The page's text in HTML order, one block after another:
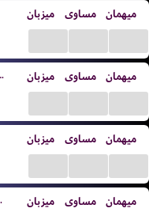
میزبان مساوی میهمان
میزبان مساوی میهمان
میزبان مساوی میهمان
میزبان مساوی میهمان